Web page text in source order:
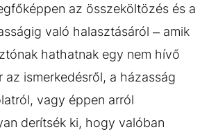
az összeköltözés és a
való halasztásáról – amik
hathatnak egy nem hívő
az ismerkedésről, a házasság
vagy éppen arról
derítsék ki, hogy valóban